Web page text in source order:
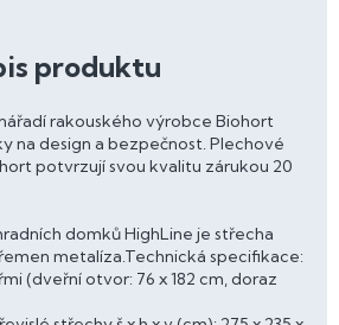
produktu
rakouského výrobce Biohort
na design a bezpečnost. Plechové
potvrzují svou kvalitu zárukou 20
domků HighLine je střecha
metalíza.Technická specifikace:
(dveřní otvor: 76 x 182 cm, doraz